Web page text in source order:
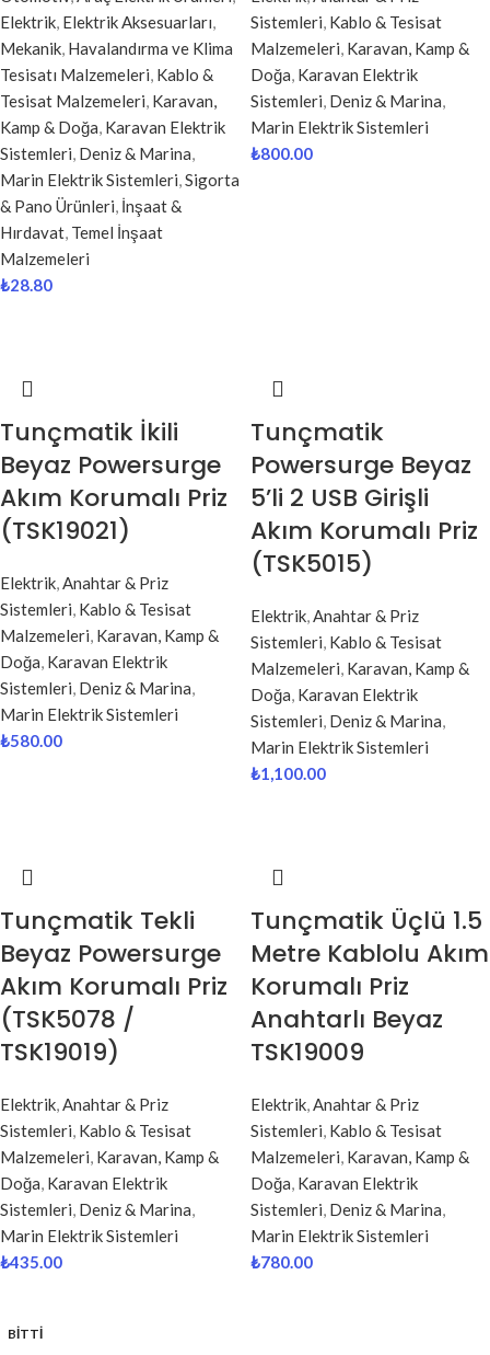
Elektrik, Elektrik Aksesuarları,
Mekanik, Havalandırma ve Klima
Tesisatı Malzemeleri, Kablo &
Tesisat Malzemeleri, Karavan,
Kamp & Doğa, Karavan Elektrik
Sistemleri, Deniz & Marina,
Marin Elektrik Sistemleri,Sigorta
& Pano Ürünleri, İnşaat &
Hırdavat, Temel İnşaat
Malzemeleri
₺28.80
Sistemleri, Kablo & Tesisat
Malzemeleri, Karavan, Kamp &
Doğa, Karavan Elektrik
Sistemleri, Deniz & Marina,
Marin Elektrik Sistemleri
₺800.00
Tunçmatik İkili
Beyaz Powersurge
Akım Korumalı Priz
(TSK19021)
Elektrik,Anahtar & Priz
Sistemleri, Kablo & Tesisat
Malzemeleri, Karavan, Kamp &
Doğa, Karavan Elektrik
Sistemleri, Deniz & Marina,
Marin Elektrik Sistemleri
₺580.00
Tunçmatik
Powersurge Beyaz
5’li 2 USB Girişli
Akım Korumalı Priz
(TSK5015)
Elektrik,Anahtar & Priz
Sistemleri, Kablo & Tesisat
Malzemeleri, Karavan, Kamp &
Doğa, Karavan Elektrik
Sistemleri, Deniz & Marina,
Marin Elektrik Sistemleri
₺1,100.00
Tunçmatik Tekli
Beyaz Powersurge
Akım Korumalı Priz
(TSK5078 /
TSK19019)
Elektrik,Anahtar & Priz
Sistemleri, Kablo & Tesisat
Malzemeleri, Karavan, Kamp &
Doğa, Karavan Elektrik
Sistemleri, Deniz & Marina,
Marin Elektrik Sistemleri
₺435.00
Tunçmatik Üçlü 1.5
Metre Kablolu Akım
Korumalı Priz
Anahtarlı Beyaz
TSK19009
Elektrik,Anahtar & Priz
Sistemleri, Kablo & Tesisat
Malzemeleri, Karavan, Kamp &
Doğa, Karavan Elektrik
Sistemleri, Deniz & Marina,
Marin Elektrik Sistemleri
₺780.00
BITTI